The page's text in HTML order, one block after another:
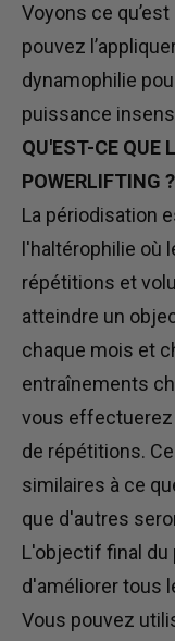
Voyons ce
pouvez
dynamophilie
puissance
QU'EST-CE QUE
POWERLIFTING ?
La périodisation
l'haltérophilie où
répétitions et
atteindre un
chaque mois et
entraînements
vous
de répétitions.
similaires à ce
que d'autres
L'objectif final
d'améliorer tous
Vous pouvez